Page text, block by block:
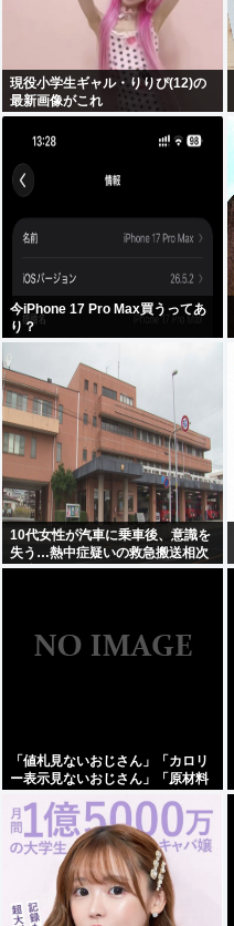
現役小学生ギャル・りりぴ(12)の
最新画像がこれ
今iPhone 17 Pro Max買うってあ
り？
10代女性が汽車に乗車後、意識を
失う…熱中症疑いの救急搬送相次
ぐ 鳥取
「値札見ないおじさん」「カロリ
ー表示見ないおじさん」「原材料
違うよな？